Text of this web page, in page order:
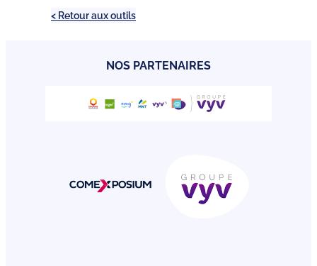
< Retour aux outils
NOS PARTENAIRES